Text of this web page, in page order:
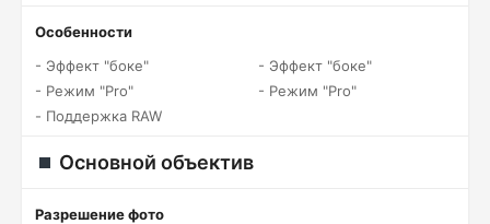
Особенности
- Эффект "боке"
- Режим "Pro"
- Поддержка RAW
- Эффект "боке"
- Режим "Pro"
Основной объектив
Разрешение фото